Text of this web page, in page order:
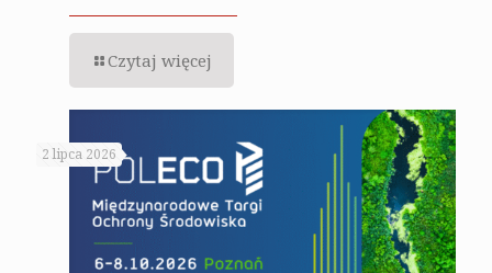
Czytaj więcej
2 lipca 2026